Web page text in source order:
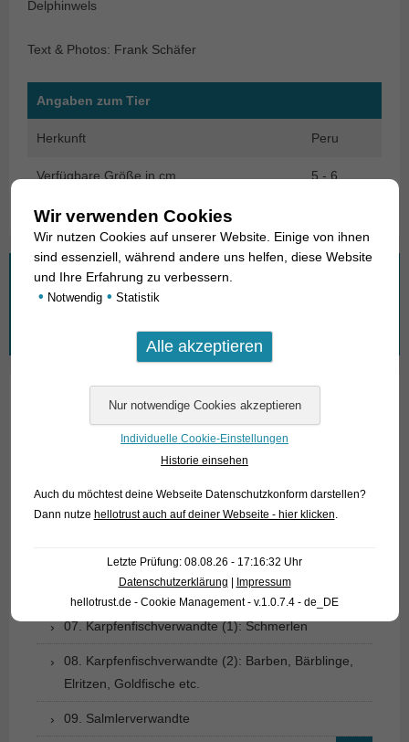
Delphinwels
Text & Photos: Frank Schäfer
Angaben zum Tier
Herkunft Peru
Verfügbare Größe in cm 5 - 6
Wonach suchen Sie?
03. Knochenzüngler
04. Tarpune
05. Aalartige
06. Heringsverwandte
07. Karpfenfischverwandte (1): Schmerlen
08. Karpfenfischverwandte (2): Barben, Bärblinge,
Elritzen, Goldfische etc.
09. Salmlerverwandte
Wir verwenden Cookies
Wir nutzen Cookies auf unserer Website. Einige von ihnen
sind essenziell, während andere uns helfen, diese Website
und Ihre Erfahrung zu verbessern.
• Notwendig • Statistik
Individuelle Cookie-Einstellungen
Historie einsehen
Auch du möchtest deine Webseite Datenschutzkonform darstellen?
Dann nutze hellotrust auch auf deiner Webseite - hier klicken.
Letzte Prüfung: 08.08.26 - 17:16:32 Uhr
Datenschutzerklärung
Impressum
hellotrust.de - Cookie Management - v.1.0.7.4 - de_DE